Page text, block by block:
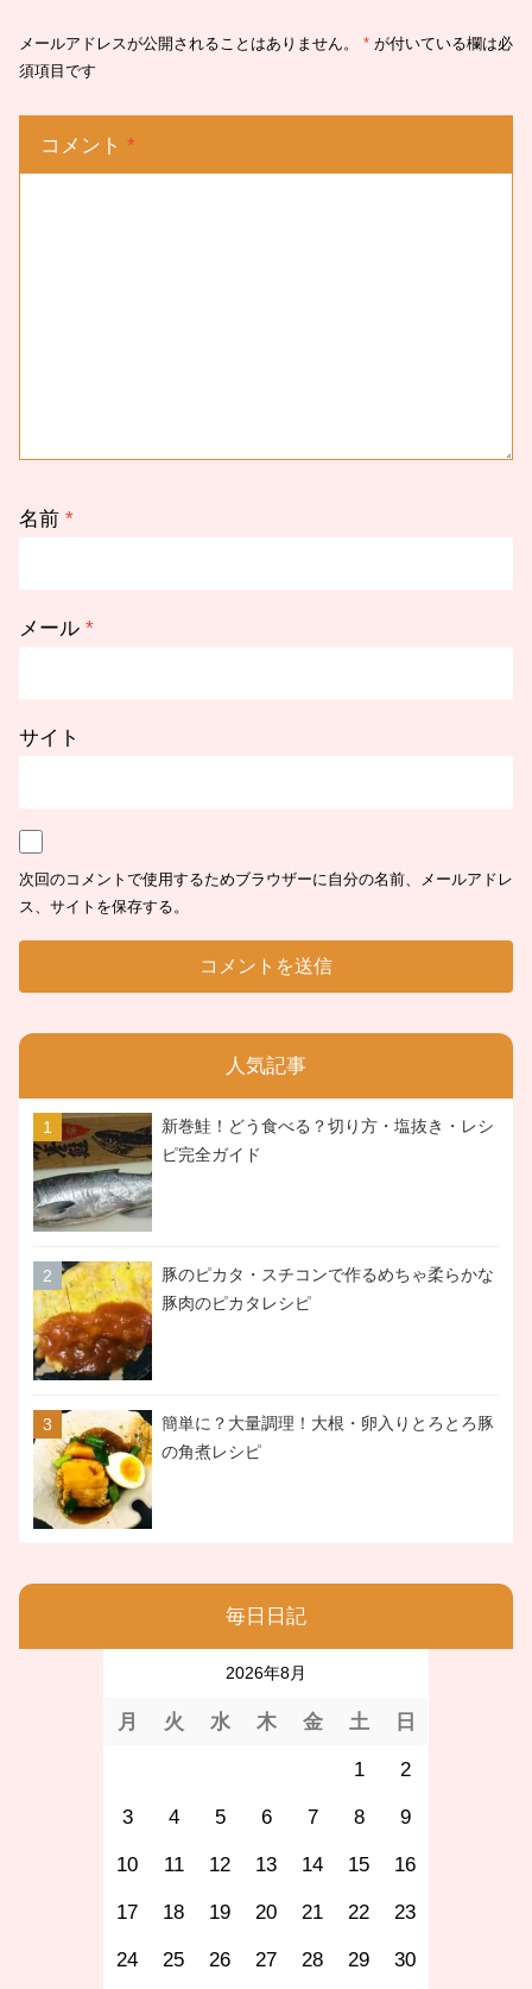
メールアドレスが公開されることはありません。 * が付いている欄は必
須項目です
コメント *
名前 *
メール *
サイト
次回のコメントで使用するためブラウザーに自分の名前、メールアドレ
ス、サイトを保存する。
人気記事
新巻鮭！どう食べる？切り方・塩抜き・レシ
ピ完全ガイド
豚のピカタ・スチコンで作るめちゃ柔らかな
豚肉のピカタレシピ
簡単に？大量調理！大根・卵入りとろとろ豚
の角煮レシピ
毎日日記
2026年8月
月 火 水 木 金 土 日
1 2
3 4 5 6 7 8 9
10 11 12 13 14 15 16
17 18 19 20 21 22 23
24 25 26 27 28 29 30